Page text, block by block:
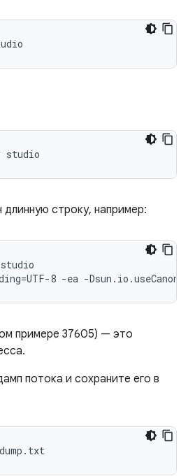
строку, например:
=UTF-8 -ea -
примере 37605) — это
потока и сохраните его в